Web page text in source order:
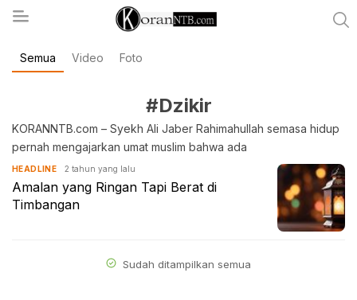
koranntb.com
Semua Video Foto
#Dzikir
KORANNTB.com – Syekh Ali Jaber Rahimahullah semasa hidup
pernah mengajarkan umat muslim bahwa ada
HEADLINE 2 tahun yang lalu
Amalan yang Ringan Tapi Berat di
Timbangan
Sudah ditampilkan semua